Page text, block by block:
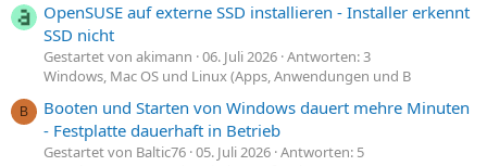
OpenSUSE auf externe SSD installieren - Installer erkennt
SSD nicht
Gestartet von akimann 06. Juli 2026 Antworten: 3
Windows, Mac OS und Linux (Apps, Anwendungen und B
B
Booten und Starten von Windows dauert mehre Minuten
- Festplatte dauerhaft in Betrieb
Gestartet von Baltic76 05. Juli 2026 Antworten: 5